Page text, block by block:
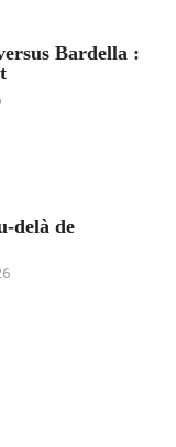
Bardella :
delà de